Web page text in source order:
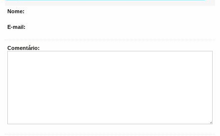
Nome:
E-mail:
Comentário: